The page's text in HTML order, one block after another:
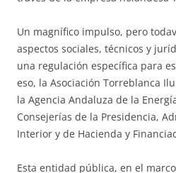
Un magnífico impulso, pero
aspectos sociales, técnicos y
una regulación específica para
eso, la Asociación Torreblanca
la Agencia Andaluza de la
Consejerías de la Presidencia,
Interior y de Hacienda y
Esta entidad pública, en el